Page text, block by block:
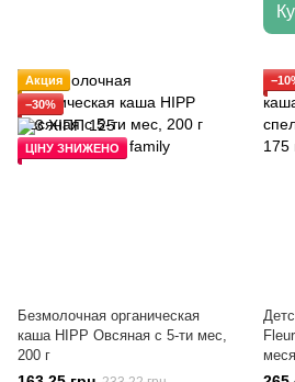
Акция
−30%
ЦІНУ ЗНИЖЕНО
Безмолочная органическая
каша HIPP Овсяная с 5-ти мес,
200 г